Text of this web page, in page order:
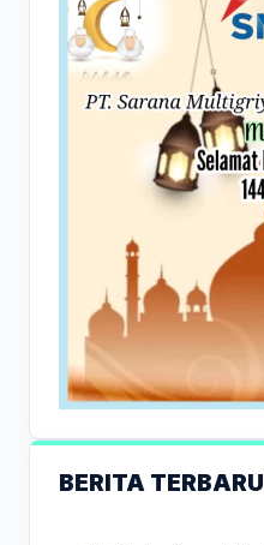
BERITA TERBARU